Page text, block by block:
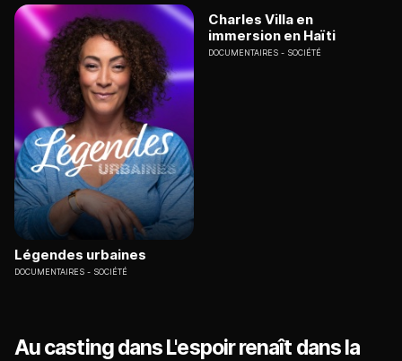
Légendes urbaines
DOCUMENTAIRES SOCIÉTÉ
Charles Villa en
immersion en Haïti
DOCUMENTAIRES SOCIÉTÉ
Au casting dans L'espoir renaît dans la